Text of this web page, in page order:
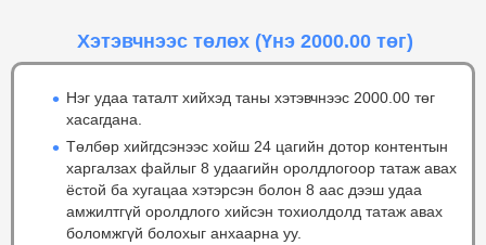
Хэтэвчнээс төлөх (Үнэ 2000.00 төг)
Нэг удаа таталт хийхэд таны хэтэвчнээс 2000.00 төг
хасагдана.
Төлбөр хийгдсэнээс хойш 24 цагийн дотор контентын
харгалзах файлыг 8 удаагийн оролдлогоор татаж авах
ёстой ба хугацаа хэтэрсэн болон 8 аас дээш удаа
амжилтгүй оролдлого хийсэн тохиолдолд татаж авах
боломжгүй болохыг анхаарна уу.